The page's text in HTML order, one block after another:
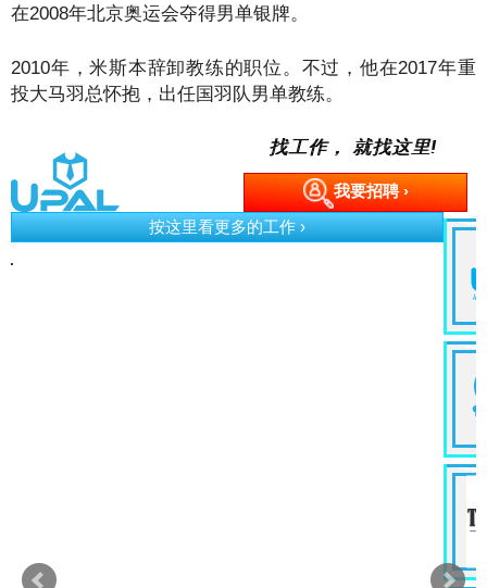
在2008年北京奥运会夺得男单银牌。
2010年，米斯本辞卸教练的职位。不过，他在2017年重
投大马羽总怀抱，出任国羽队男单教练。
找工作， 就找这里!
我要招聘 ›
按这里看更多的工作 ›